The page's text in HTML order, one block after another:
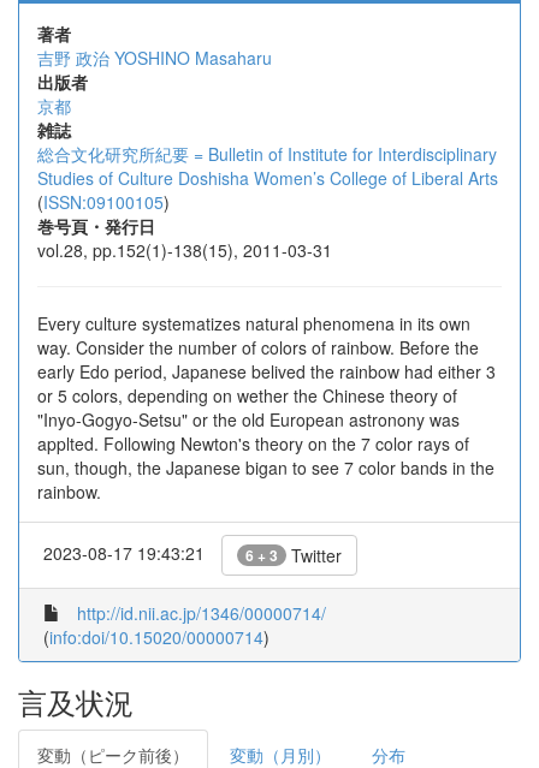
著者
吉野 政治 YOSHINO Masaharu
出版者
京都
雑誌
総合文化研究所紀要 = Bulletin of Institute for Interdisciplinary
Studies of Culture Doshisha Women’s College of Liberal Arts
(ISSN:09100105)
巻号頁・発行日
vol.28, pp.152(1)-138(15), 2011-03-31
Every culture systematizes natural phenomena in its own
way. Consider the number of colors of rainbow. Before the
early Edo period, Japanese belived the rainbow had either 3
or 5 colors, depending on wether the Chinese theory of
"Inyo-Gogyo-Setsu" or the old European astronony was
applted. Following Newton's theory on the 7 color rays of
sun, though, the Japanese bigan to see 7 color bands in the
rainbow.
2023-08-17 19:43:21 6 + 3 Twitter
http://id.nii.ac.jp/1346/00000714/
(info:doi/10.15020/00000714)
言及状況
変動（ピーク前後） 変動（月別） 分布